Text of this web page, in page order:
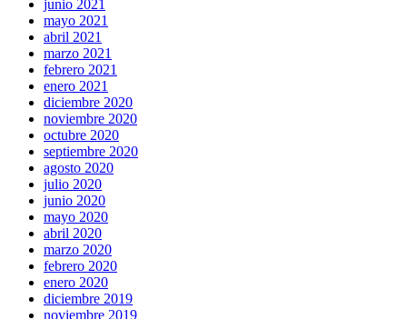
junio 2021
mayo 2021
abril 2021
marzo 2021
febrero 2021
enero 2021
diciembre 2020
noviembre 2020
octubre 2020
septiembre 2020
agosto 2020
julio 2020
junio 2020
mayo 2020
abril 2020
marzo 2020
febrero 2020
enero 2020
diciembre 2019
noviembre 2019